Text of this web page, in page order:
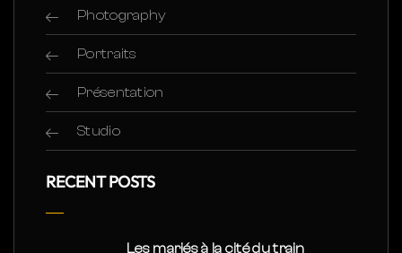
Photography
Portraits
Présentation
Studio
RECENT POSTS
Les mariés à la cité du train